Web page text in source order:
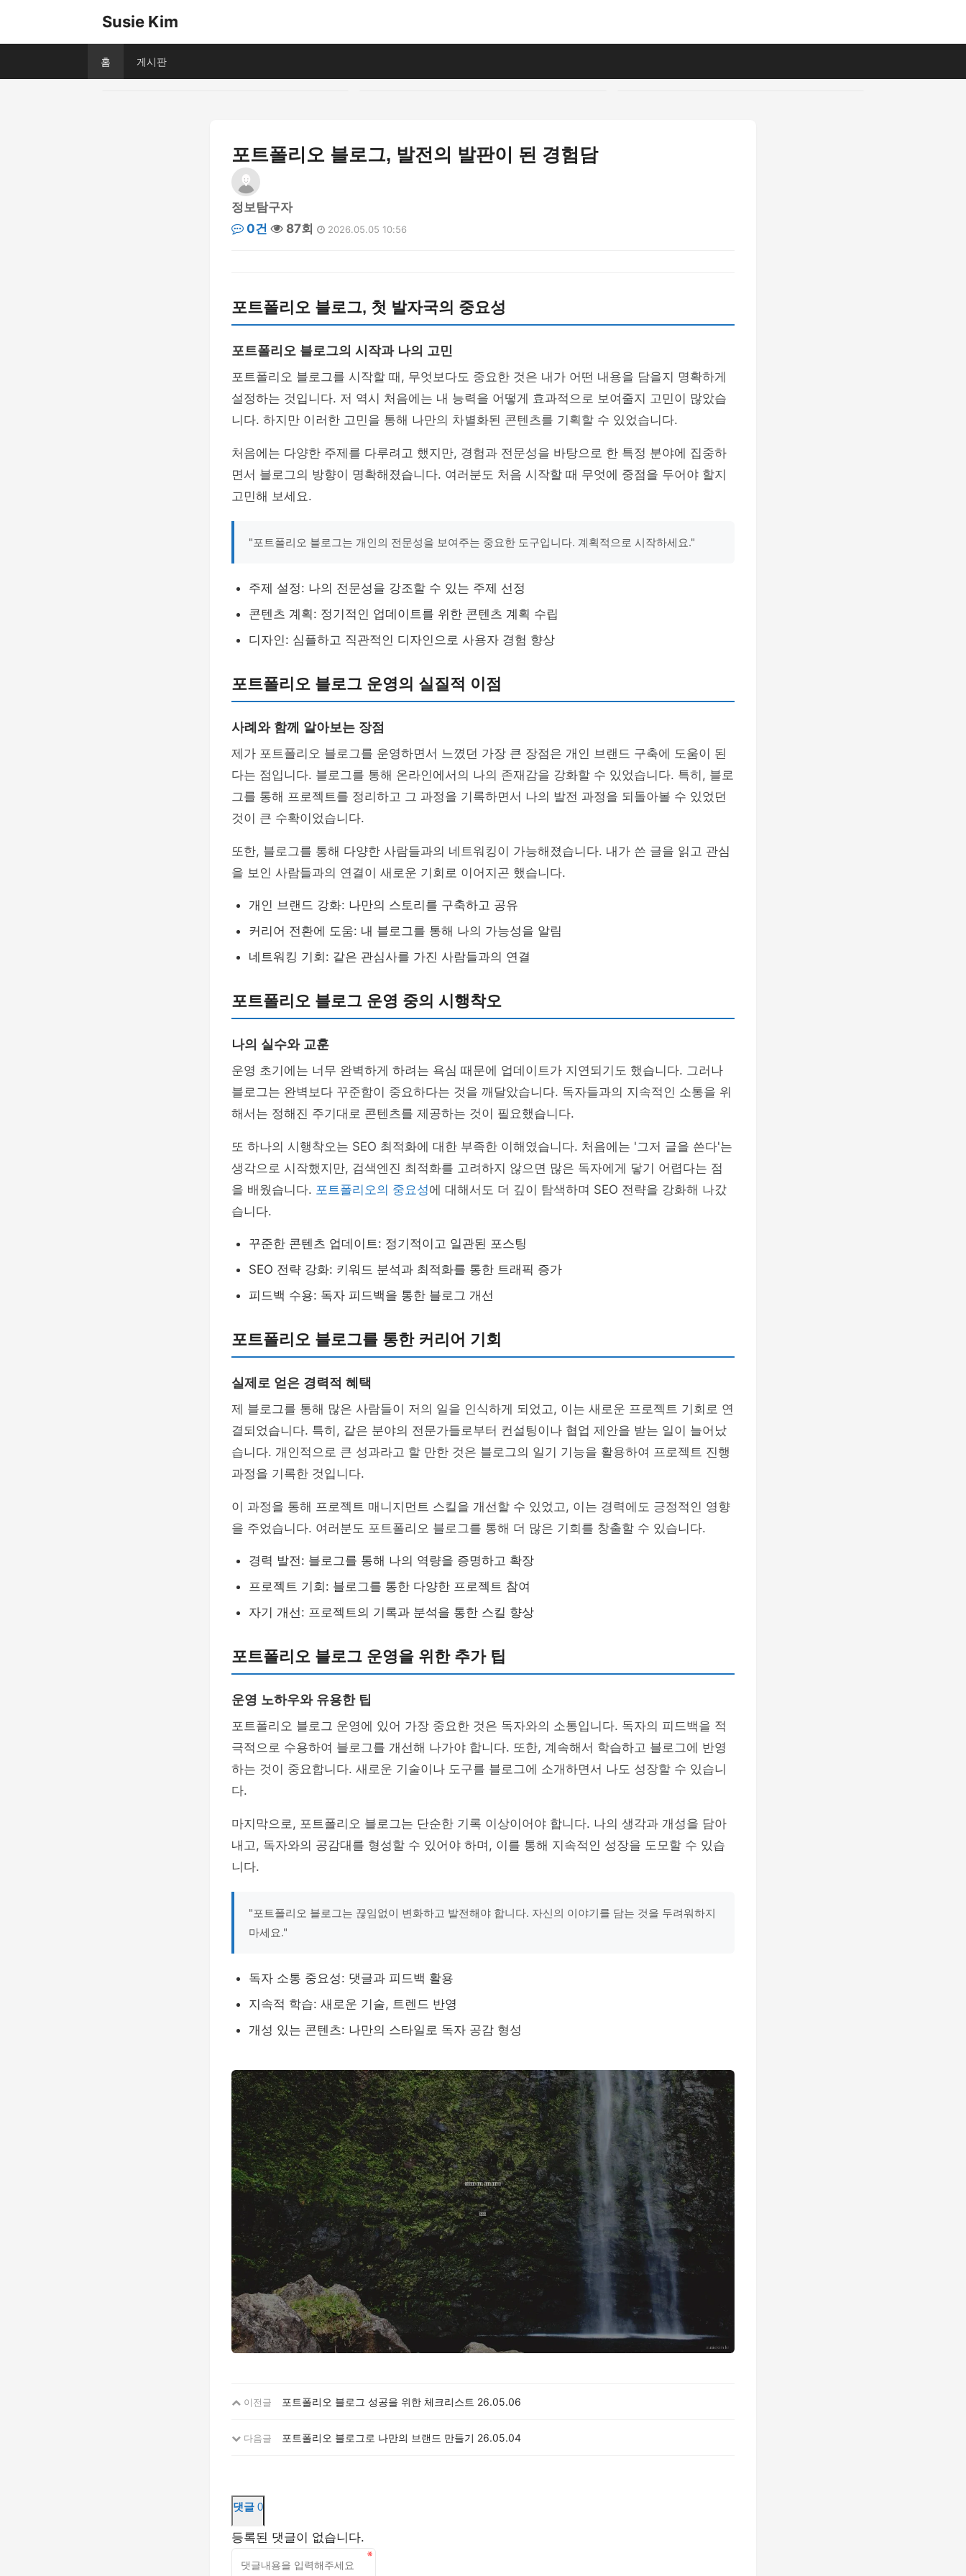
Susie Kim
홈 게시판
포트폴리오 블로그, 발전의 발판이 된 경험담
정보탐구자
0건
87회 2026.05.05 10:56
포트폴리오 블로그, 첫 발자국의 중요성
포트폴리오 블로그의 시작과 나의 고민
포트폴리오 블로그를 시작할 때, 무엇보다도 중요한 것은 내가 어떤 내용을 담을지 명확하게
설정하는 것입니다. 저 역시 처음에는 내 능력을 어떻게 효과적으로 보여줄지 고민이 많았습
니다. 하지만 이러한 고민을 통해 나만의 차별화된 콘텐츠를 기획할 수 있었습니다.
처음에는 다양한 주제를 다루려고 했지만, 경험과 전문성을 바탕으로 한 특정 분야에 집중하
면서 블로그의 방향이 명확해졌습니다. 여러분도 처음 시작할 때 무엇에 중점을 두어야 할지
고민해 보세요.
"포트폴리오 블로그는 개인의 전문성을 보여주는 중요한 도구입니다. 계획적으로 시작하세요."
주제 설정: 나의 전문성을 강조할 수 있는 주제 선정
콘텐츠 계획: 정기적인 업데이트를 위한 콘텐츠 계획 수립
디자인: 심플하고 직관적인 디자인으로 사용자 경험 향상
포트폴리오 블로그 운영의 실질적 이점
사례와 함께 알아보는 장점
제가 포트폴리오 블로그를 운영하면서 느꼈던 가장 큰 장점은 개인 브랜드 구축에 도움이 된
다는 점입니다. 블로그를 통해 온라인에서의 나의 존재감을 강화할 수 있었습니다. 특히, 블로
그를 통해 프로젝트를 정리하고 그 과정을 기록하면서 나의 발전 과정을 되돌아볼 수 있었던
것이 큰 수확이었습니다.
또한, 블로그를 통해 다양한 사람들과의 네트워킹이 가능해졌습니다. 내가 쓴 글을 읽고 관심
을 보인 사람들과의 연결이 새로운 기회로 이어지곤 했습니다.
개인 브랜드 강화: 나만의 스토리를 구축하고 공유
커리어 전환에 도움: 내 블로그를 통해 나의 가능성을 알림
네트워킹 기회: 같은 관심사를 가진 사람들과의 연결
포트폴리오 블로그 운영 중의 시행착오
나의 실수와 교훈
운영 초기에는 너무 완벽하게 하려는 욕심 때문에 업데이트가 지연되기도 했습니다. 그러나
블로그는 완벽보다 꾸준함이 중요하다는 것을 깨달았습니다. 독자들과의 지속적인 소통을 위
해서는 정해진 주기대로 콘텐츠를 제공하는 것이 필요했습니다.
또 하나의 시행착오는 SEO 최적화에 대한 부족한 이해였습니다. 처음에는 '그저 글을 쓴다'는
생각으로 시작했지만, 검색엔진 최적화를 고려하지 않으면 많은 독자에게 닿기 어렵다는 점
을 배웠습니다. 포트폴리오의 중요성에 대해서도 더 깊이 탐색하며 SEO 전략을 강화해 나갔
습니다.
꾸준한 콘텐츠 업데이트: 정기적이고 일관된 포스팅
SEO 전략 강화: 키워드 분석과 최적화를 통한 트래픽 증가
피드백 수용: 독자 피드백을 통한 블로그 개선
포트폴리오 블로그를 통한 커리어 기회
실제로 얻은 경력적 혜택
제 블로그를 통해 많은 사람들이 저의 일을 인식하게 되었고, 이는 새로운 프로젝트 기회로 연
결되었습니다. 특히, 같은 분야의 전문가들로부터 컨설팅이나 협업 제안을 받는 일이 늘어났
습니다. 개인적으로 큰 성과라고 할 만한 것은 블로그의 일기 기능을 활용하여 프로젝트 진행
과정을 기록한 것입니다.
이 과정을 통해 프로젝트 매니지먼트 스킬을 개선할 수 있었고, 이는 경력에도 긍정적인 영향
을 주었습니다. 여러분도 포트폴리오 블로그를 통해 더 많은 기회를 창출할 수 있습니다.
경력 발전: 블로그를 통해 나의 역량을 증명하고 확장
프로젝트 기회: 블로그를 통한 다양한 프로젝트 참여
자기 개선: 프로젝트의 기록과 분석을 통한 스킬 향상
포트폴리오 블로그 운영을 위한 추가 팁
운영 노하우와 유용한 팁
포트폴리오 블로그 운영에 있어 가장 중요한 것은 독자와의 소통입니다. 독자의 피드백을 적
극적으로 수용하여 블로그를 개선해 나가야 합니다. 또한, 계속해서 학습하고 블로그에 반영
하는 것이 중요합니다. 새로운 기술이나 도구를 블로그에 소개하면서 나도 성장할 수 있습니
다.
마지막으로, 포트폴리오 블로그는 단순한 기록 이상이어야 합니다. 나의 생각과 개성을 담아
내고, 독자와의 공감대를 형성할 수 있어야 하며, 이를 통해 지속적인 성장을 도모할 수 있습
니다.
"포트폴리오 블로그는 끊임없이 변화하고 발전해야 합니다. 자신의 이야기를 담는 것을 두려워하지
마세요."
독자 소통 중요성: 댓글과 피드백 활용
지속적 학습: 새로운 기술, 트렌드 반영
개성 있는 콘텐츠: 나만의 스타일로 독자 공감 형성
이전글 포트폴리오 블로그 성공을 위한 체크리스트 26.05.06
다음글 포트폴리오 블로그로 나만의 브랜드 만들기 26.05.04
댓글 0
등록된 댓글이 없습니다.